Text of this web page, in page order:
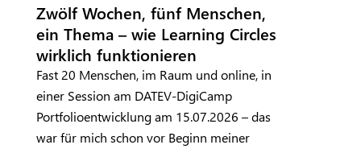
Zwölf Wochen, fünf Menschen,
ein Thema – wie Learning Circles
wirklich funktionieren
Fast 20 Menschen, im Raum und online, in
einer Session am DATEV-DigiCamp
Portfolioentwicklung am 15.07.2026 – das
war für mich schon vor Beginn meiner